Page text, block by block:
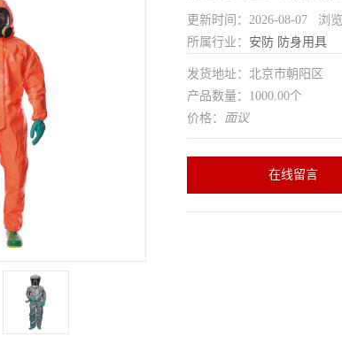
更新时间：2026-08-07 浏
所属行业： 安防 防身用具
发货地址：北京市朝阳区
产品数量：1000.00个
价格： 面议
在线留言